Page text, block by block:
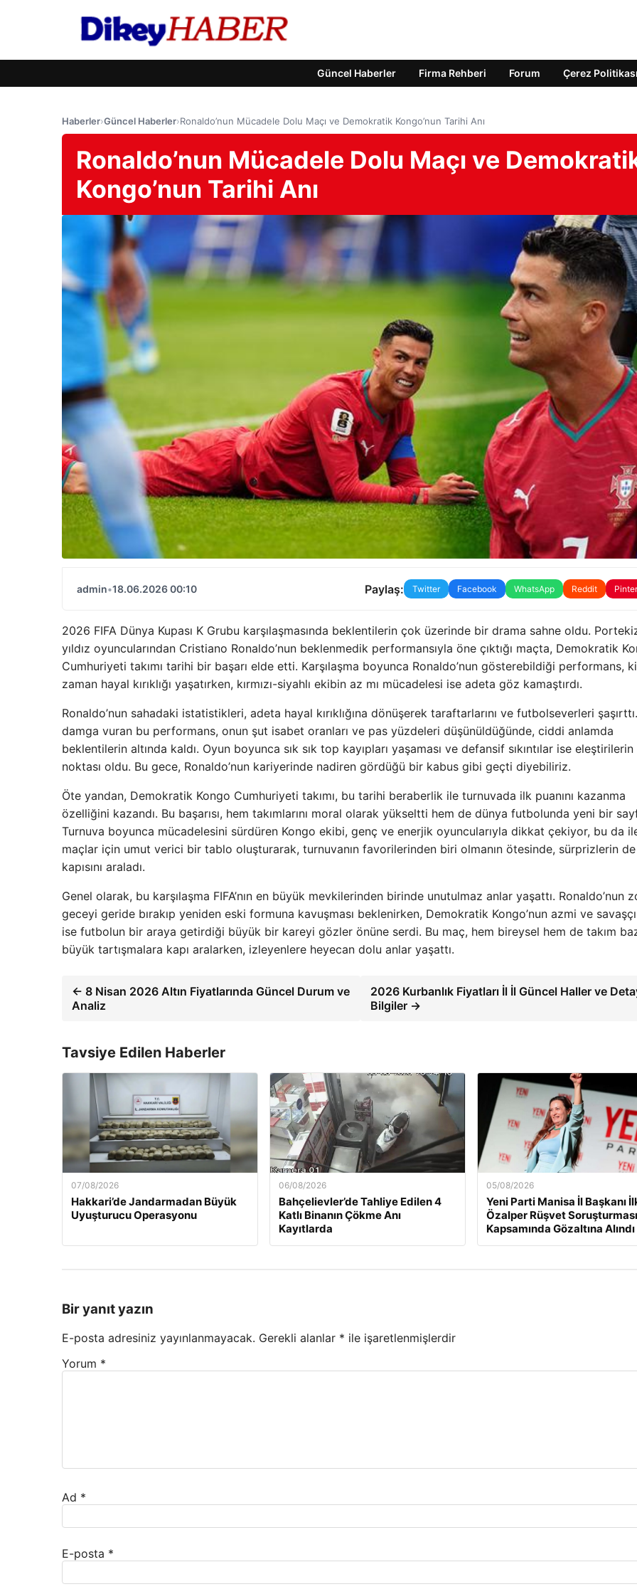
Güncel Haberler Firma Rehberi Forum Çerez Politikası
Haberler›Güncel Haberler›Ronaldo’nun Mücadele Dolu Maçı ve Demokratik Kongo’nun Tarihi Anı
Ronaldo’nun Mücadele Dolu Maçı ve
Kongo’nun Tarihi Anı
admin•18.06.2026 00:10 Paylaş: Twitter Facebook WhatsApp Reddit
2026 FIFA Dünya Kupası K Grubu karşılaşmasında beklentilerin çok üzerinde bir drama sahne oldu.
yıldız oyuncularından Cristiano Ronaldo’nun beklenmedik performansıyla öne çıktığı maçta, Demokratik
Cumhuriyeti takımı tarihi bir başarı elde etti. Karşılaşma boyunca Ronaldo’nun gösterebildiği performans,
zaman hayal kırıklığı yaşatırken, kırmızı-siyahlı ekibin az mı mücadelesi ise adeta göz kamaştırdı.
Ronaldo’nun sahadaki istatistikleri, adeta hayal kırıklığına dönüşerek taraftarlarını ve futbolseverleri
damga vuran bu performans, onun şut isabet oranları ve pas yüzdeleri düşünüldüğünde, ciddi anlamda
beklentilerin altında kaldı. Oyun boyunca sık sık top kayıpları yaşaması ve defansif sıkıntılar ise
noktası oldu. Bu gece, Ronaldo’nun kariyerinde nadiren gördüğü bir kabus gibi geçti diyebiliriz.
Öte yandan, Demokratik Kongo Cumhuriyeti takımı, bu tarihi beraberlik ile turnuvada ilk puanını kazanma
özelliğini kazandı. Bu başarısı, hem takımlarını moral olarak yükseltti hem de dünya futbolunda yeni bir
Turnuva boyunca mücadelesini sürdüren Kongo ekibi, genç ve enerjik oyuncularıyla dikkat çekiyor, bu da
maçlar için umut verici bir tablo oluşturarak, turnuvanın favorilerinden biri olmanın ötesinde, sürprizlerin de
kapısını araladı.
Genel olarak, bu karşılaşma FIFA’nın en büyük mevkilerinden birinde unutulmaz anlar yaşattı. Ronaldo’nun
geceyi geride bırakıp yeniden eski formuna kavuşması beklenirken, Demokratik Kongo’nun azmi ve
ise futbolun bir araya getirdiği büyük bir kareyi gözler önüne serdi. Bu maç, hem bireysel hem de takım
büyük tartışmalara kapı aralarken, izleyenlere heyecan dolu anlar yaşattı.
← 8 Nisan 2026 Altın Fiyatlarında Güncel Durum ve
Analiz
2026 Kurbanlık Fiyatları İl İl Güncel Haller ve
Bilgiler →
Tavsiye Edilen Haberler
07/08/2026
Hakkari’de Jandarmadan Büyük
Uyuşturucu Operasyonu
06/08/2026
Bahçelievler’de Tahliye Edilen 4
Katlı Binanın Çökme Anı
Kayıtlarda
05/08/2026
Yeni Parti Manisa İl Başkanı
Özalper Rüşvet Soruşturması
Kapsamında Gözaltına Alındı
Bir yanıt yazın
E-posta adresiniz yayınlanmayacak. Gerekli alanlar * ile işaretlenmişlerdir
Yorum *
Ad *
E-posta *